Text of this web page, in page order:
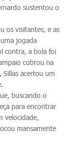
sustentou o
os visitantes, e as
jogada
contra, a bola foi
cobrou na
Sillas acertou um
buscando o
para encontrar
velocidade,
mansamente